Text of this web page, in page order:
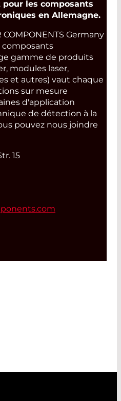
les composants
en Allemagne.
Germany
composants
gamme de produits
modules laser,
et autres) vaut chaque
sur mesure
d'application
de détection à la
pouvez nous joindre
15